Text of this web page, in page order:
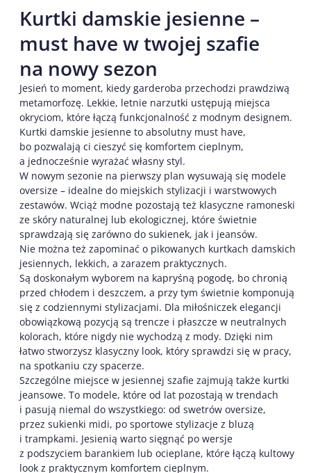
Kurtki damskie jesienne –
must have w twojej szafie
na nowy sezon
Jesień to moment, kiedy garderoba przechodzi prawdziwą
metamorfozę. Lekkie, letnie narzutki ustępują miejsca
okryciom, które łączą funkcjonalność z modnym designem.
Kurtki damskie jesienne to absolutny must have,
bo pozwalają ci cieszyć się komfortem cieplnym,
a jednocześnie wyrażać własny styl.
W nowym sezonie na pierwszy plan wysuwają się modele
oversize – idealne do miejskich stylizacji i warstwowych
zestawów. Wciąż modne pozostają też klasyczne ramoneski
ze skóry naturalnej lub ekologicznej, które świetnie
sprawdzają się zarówno do sukienek, jak i jeansów.
Nie można też zapominać o pikowanych kurtkach damskich
jesiennych, lekkich, a zarazem praktycznych.
Są doskonałym wyborem na kapryśną pogodę, bo chronią
przed chłodem i deszczem, a przy tym świetnie komponują
się z codziennymi stylizacjami. Dla miłośniczek elegancji
obowiązkową pozycją są trencze i płaszcze w neutralnych
kolorach, które nigdy nie wychodzą z mody. Dzięki nim
łatwo stworzysz klasyczny look, który sprawdzi się w pracy,
na spotkaniu czy spacerze.
Szczególne miejsce w jesiennej szafie zajmują także kurtki
jeansowe. To modele, które od lat pozostają w trendach
i pasują niemal do wszystkiego: od swetrów oversize,
przez sukienki midi, po sportowe stylizacje z bluzą
i trampkami. Jesienią warto sięgnąć po wersje
z podszyciem barankiem lub ocieplane, które łączą kultowy
look z praktycznym komfortem cieplnym.